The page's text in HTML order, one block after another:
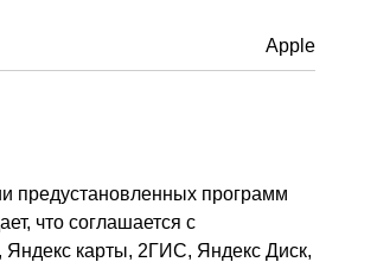
Apple
предустановленных программ
что соглашается с
Яндекс карты, 2ГИС, Яндекс Диск,